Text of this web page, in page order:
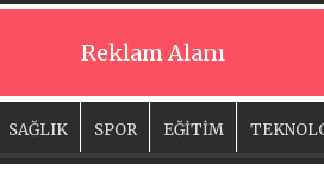
Reklam Alanı
SAĞLIK SPOR EĞİTİM